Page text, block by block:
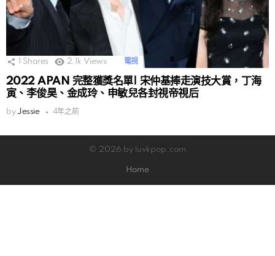
Shares 2.1k Views 電視
2022 APAN 完整獲獎名單| 宋仲基捧走演技大賞，丁海
寅、李俊昊、金成玲、申敏兒各封視帝視后
by Jessie 4年之前
© 2026 by luvkpop.com
Home